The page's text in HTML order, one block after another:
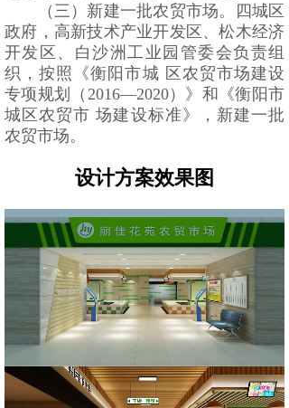
（三）新建一批农贸市场。四城区
政府，高新技术产业开发区、松木经济
开发区、白沙洲工业园管委会负责组
织，按照《衡阳市城 区农贸市场建设
专项规划（2016—2020）》和《衡阳市
城区农贸市 场建设标准》，新建一批
农贸市场。
设计方案效果图